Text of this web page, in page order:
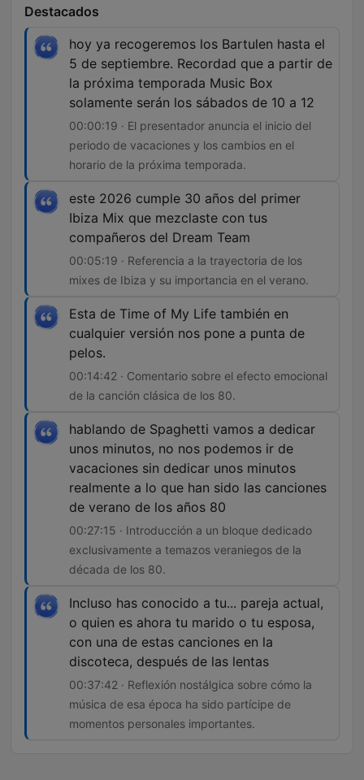
Destacados
hoy ya recogeremos los Bartulen hasta el
5 de septiembre. Recordad que a partir de
la próxima temporada Music Box
solamente serán los sábados de 10 a 12
00:00:19 · El presentador anuncia el inicio del
periodo de vacaciones y los cambios en el
horario de la próxima temporada.
este 2026 cumple 30 años del primer
Ibiza Mix que mezclaste con tus
compañeros del Dream Team
00:05:19 · Referencia a la trayectoria de los
mixes de Ibiza y su importancia en el verano.
Esta de Time of My Life también en
cualquier versión nos pone a punta de
pelos.
00:14:42 · Comentario sobre el efecto emocional
de la canción clásica de los 80.
hablando de Spaghetti vamos a dedicar
unos minutos, no nos podemos ir de
vacaciones sin dedicar unos minutos
realmente a lo que han sido las canciones
de verano de los años 80
00:27:15 · Introducción a un bloque dedicado
exclusivamente a temazos veraniegos de la
década de los 80.
Incluso has conocido a tu... pareja actual,
o quien es ahora tu marido o tu esposa,
con una de estas canciones en la
discoteca, después de las lentas
00:37:42 · Reflexión nostálgica sobre cómo la
música de esa época ha sido partícipe de
momentos personales importantes.